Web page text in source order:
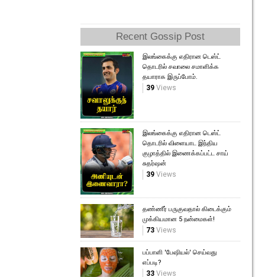
Recent Gossip Post
இலங்கைக்கு எதிரான டெஸ்ட்
தொடரில் சவாலை சமாளிக்க
தயாராக இருப்போம்.
39 Views
இலங்கைக்கு எதிரான டெஸ்ட்
தொடரில் விளையாட இந்திய
குழாத்தில் இணைக்கப்பட்ட சாய்
சுதர்ஷன்
39 Views
தண்ணீர் பருகுவதால் கிடைக்கும்
முக்கியமான 5 நன்மைகள்!
73 Views
பப்பாளி 'பேஷியல்' செய்வது
எப்படி?
33 Views